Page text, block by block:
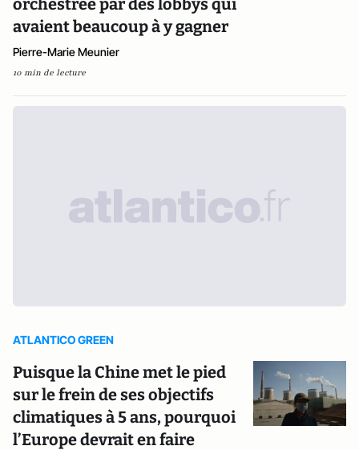
orchestrée par des lobbys qui
avaient beaucoup à y gagner
Pierre-Marie Meunier
10 min de lecture
ATLANTICO GREEN
Puisque la Chine met le pied
sur le frein de ses objectifs
climatiques à 5 ans, pourquoi
l’Europe devrait en faire